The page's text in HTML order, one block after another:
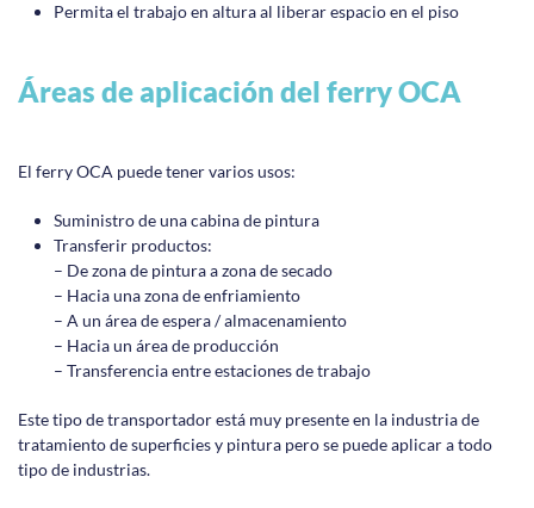
Permita el trabajo en altura al liberar espacio en el piso
Áreas de aplicación del ferry OCA
El ferry OCA puede tener varios usos:
Suministro de una cabina de pintura
Transferir productos:
– De zona de pintura a zona de secado
– Hacia una zona de enfriamiento
– A un área de espera / almacenamiento
– Hacia un área de producción
– Transferencia entre estaciones de trabajo
Este tipo de transportador está muy presente en la industria de
tratamiento de superficies y pintura pero se puede aplicar a todo
tipo de industrias.